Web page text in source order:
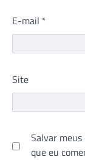
E-mail *
Site
Salvar
que eu